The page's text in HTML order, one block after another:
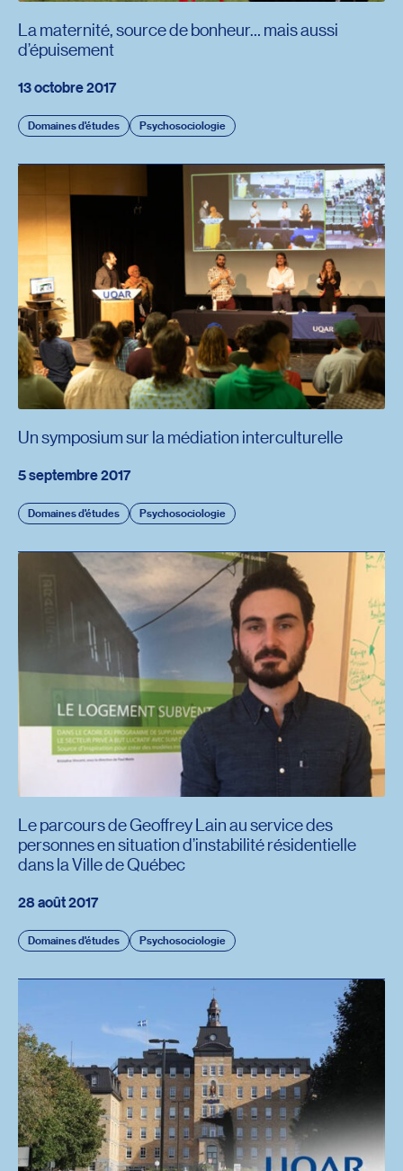
13 octobre 2017
Domaines d'études Psychosociologie
La maternité, source de bonheur… mais aussi
d’épuisement
5 septembre 2017
Domaines d'études Psychosociologie
Un symposium sur la médiation interculturelle
28 août 2017
Domaines d'études Psychosociologie
Le parcours de Geoffrey Lain au service des
personnes en situation d’instabilité résidentielle
dans la Ville de Québec